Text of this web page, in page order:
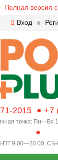
Полная версия
Вход
2015 +7
точка: Пн—Вс
ПТ 9.00—20.00,